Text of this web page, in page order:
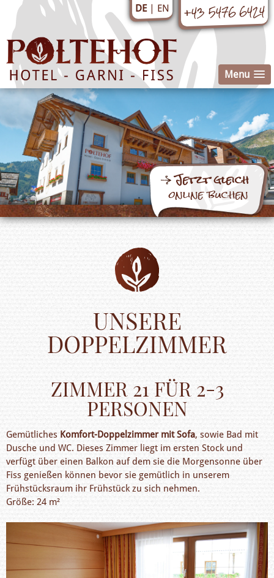
DE EN +43 5476 6424
Menu
Jetzt gleich
online buchen
UNSERE
DOPPELZIMMER
ZIMMER 21 FÜR 2-3
PERSONEN
Gemütliches Komfort-Doppelzimmer mit Sofa, sowie Bad mit
Dusche und WC. Dieses Zimmer liegt im ersten Stock und
verfügt über einen Balkon auf dem sie die Morgensonne über
Fiss genießen können bevor sie gemütlich in unserem
Frühstücksraum ihr Frühstück zu sich nehmen.
Größe: 24 m²